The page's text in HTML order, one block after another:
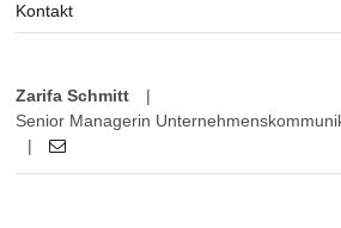
Kontakt
Zarifa Schmitt
|
Senior Managerin
|